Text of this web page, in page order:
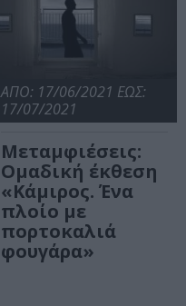
ΑΠΟ: 17/06/2021 ΕΩΣ:
17/07/2021
Μεταμφιέσεις:
Ομαδική έκθεση
«Κάμιρος. Ένα
πλοίο με
πορτοκαλιά
φουγάρα»